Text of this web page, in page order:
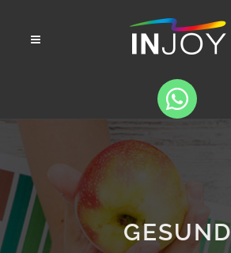
GESUND